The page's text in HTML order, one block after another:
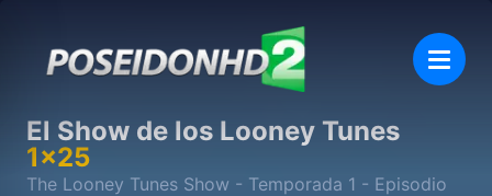
El Show de los Looney Tunes
1x25
The Looney Tunes Show - Temporada 1 - Episodio